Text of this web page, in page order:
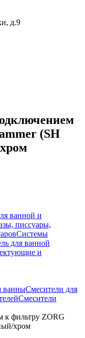
д.9
(SH
ванной и
писсуары,
Системы
для ванной
и
ванныСмесители для
Смесители
к фильтру ZORG
хром